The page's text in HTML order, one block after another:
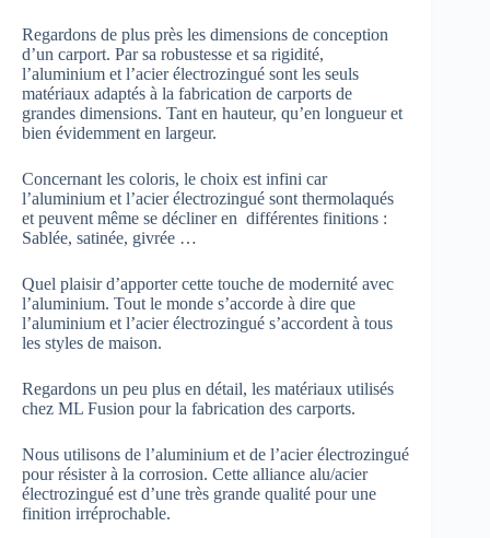
Regardons de plus près les dimensions de conception
d’un carport. Par sa robustesse et sa rigidité,
l’aluminium et l’acier électrozingué sont les seuls
matériaux adaptés à la fabrication de carports de
grandes dimensions. Tant en hauteur, qu’en longueur et
bien évidemment en largeur.
Concernant les coloris, le choix est infini car
l’aluminium et l’acier électrozingué sont thermolaqués
et peuvent même se décliner en différentes finitions :
Sablée, satinée, givrée …
Quel plaisir d’apporter cette touche de modernité avec
l’aluminium. Tout le monde s’accorde à dire que
l’aluminium et l’acier électrozingué s’accordent à tous
les styles de maison.
Regardons un peu plus en détail, les matériaux utilisés
chez ML Fusion pour la fabrication des carports.
Nous utilisons de l’aluminium et de l’acier électrozingué
pour résister à la corrosion. Cette alliance alu/acier
électrozingué est d’une très grande qualité pour une
finition irréprochable.